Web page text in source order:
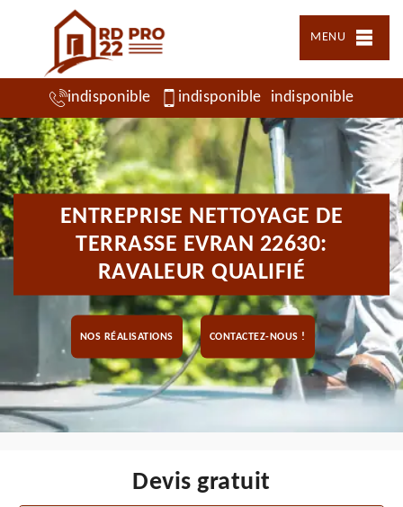
MENU
indisponible indisponible indisponible
ENTREPRISE NETTOYAGE DE
TERRASSE EVRAN 22630:
RAVALEUR QUALIFIÉ
NOS RÉALISATIONS CONTACTEZ-NOUS !
Devis gratuit